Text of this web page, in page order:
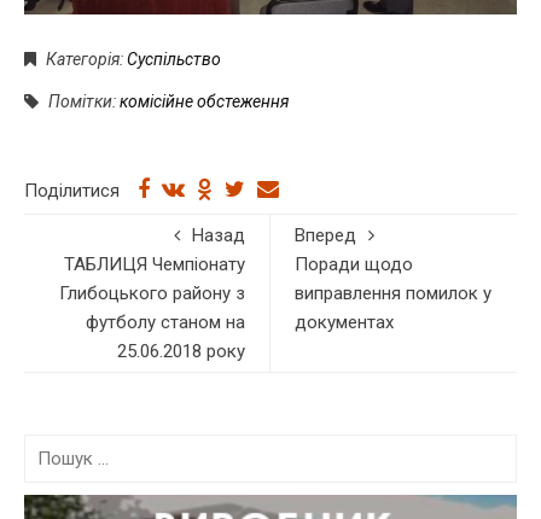
Категорія:Суспільство
Помітки:комісійне обстеження
Поділитися
Назад
ТАБЛИЦЯ Чемпіонату
Глибоцького району з
футболу станом на
25.06.2018 року
Вперед
Поради щодо
виправлення помилок у
документах
ш